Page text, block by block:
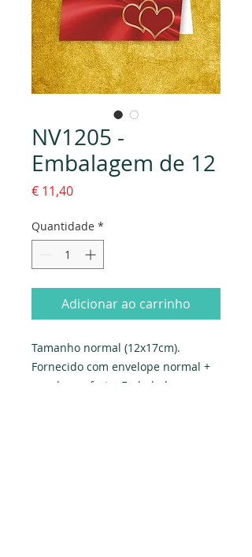
NV1205 -
Embalagem de 12
€ 11,40Preço
Quantidade *
Adicionar ao carrinho
Tamanho normal (12x17cm).
Fornecido com envelope normal +
envelope-oferta. Embalado